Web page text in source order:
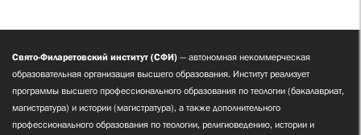
Свято-Филаретовский институт (СФИ) — автономная некоммерческая
образовательная организация высшего образования. Институт реализует
программы высшего профессионального образования по теологии (бакалавриат,
магистратура) и истории (магистратура), а также дополнительного
профессионального образования по теологии, религиоведению, истории и